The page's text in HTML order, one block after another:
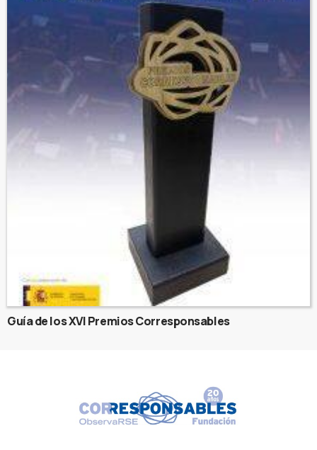
Guía de los XVI Premios Corresponsables